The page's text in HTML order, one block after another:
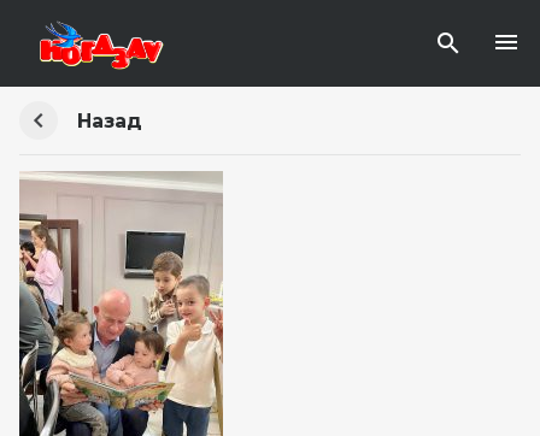
Назад